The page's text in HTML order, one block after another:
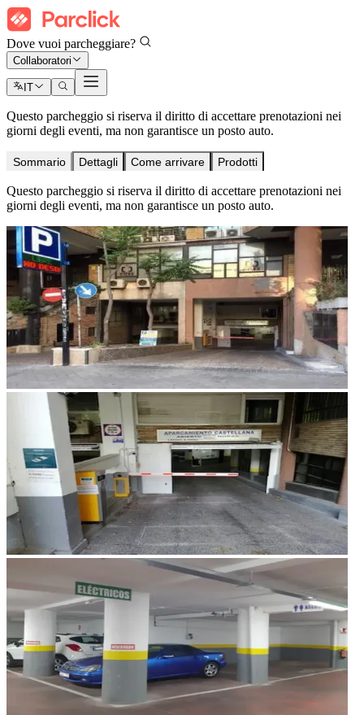
Dove vuoi parcheggiare?
Collaboratori
IT
Questo parcheggio si riserva il diritto di accettare prenotazioni nei
giorni degli eventi, ma non garantisce un posto auto.
Sommario Dettagli Come arrivare Prodotti
Questo parcheggio si riserva il diritto di accettare prenotazioni nei
giorni degli eventi, ma non garantisce un posto auto.